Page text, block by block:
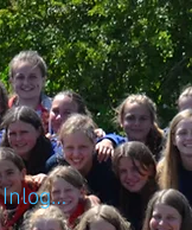
Inloggen